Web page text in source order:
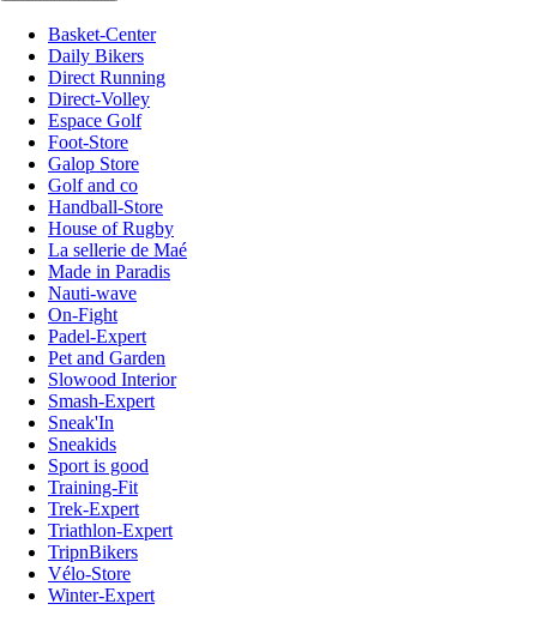
Basket-Center
Daily Bikers
Direct Running
Direct-Volley
Espace Golf
Foot-Store
Galop Store
Golf and co
Handball-Store
House of Rugby
La sellerie de Maé
Made in Paradis
Nauti-wave
On-Fight
Padel-Expert
Pet and Garden
Slowood Interior
Smash-Expert
Sneak'In
Sneakids
Sport is good
Training-Fit
Trek-Expert
Triathlon-Expert
TripnBikers
Vélo-Store
Winter-Expert